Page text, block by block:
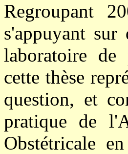
Regroupant
s'appuyant sur
laboratoire
cette thèse
question, et
pratique de
Obstétricale